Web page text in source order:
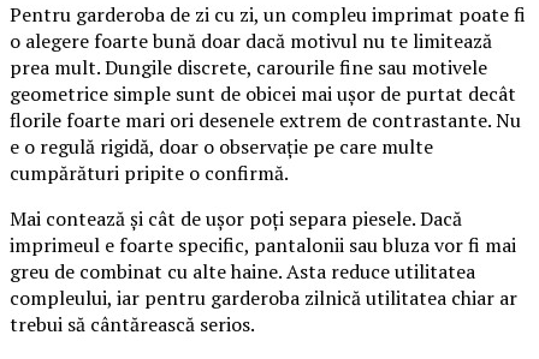
Pentru garderoba de zi cu zi, un compleu imprimat poate fi
o alegere foarte bună doar dacă motivul nu te limitează
prea mult. Dungile discrete, carourile fine sau motivele
geometrice simple sunt de obicei mai ușor de purtat decât
florile foarte mari ori desenele extrem de contrastante. Nu
e o regulă rigidă, doar o observație pe care multe
cumpărături pripite o confirmă.
Mai contează și cât de ușor poți separa piesele. Dacă
imprimeul e foarte specific, pantalonii sau bluza vor fi mai
greu de combinat cu alte haine. Asta reduce utilitatea
compleului, iar pentru garderoba zilnică utilitatea chiar ar
trebui să cântărească serios.